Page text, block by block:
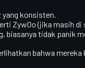
konsisten.
ZywOo (jika masih di
biasanya tidak panik
bahwa mereka